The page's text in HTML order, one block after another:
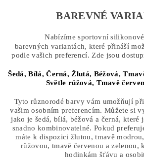
BAREVNÉ
Nabízíme sportovní
barevných variantách, které přináší
podle vašich preferencí. Zde jsou
Šedá,Bílá,Černá, Žlutá, Béžová,
Světle růžová, Tmavě
Tyto různorodé barvy vám umožňují
vašim osobním preferencím. Můžete si
jako je šedá, bílá, béžová a černá, které
snadno kombinovatelné. Pokud
máte k dispozici žlutou, tmavě
růžovou, tmavě červenou a zelenou,
hodinkám šťávu a